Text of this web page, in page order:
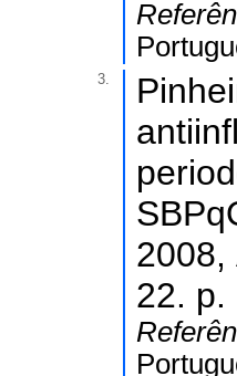
3.
2008,
22. p.